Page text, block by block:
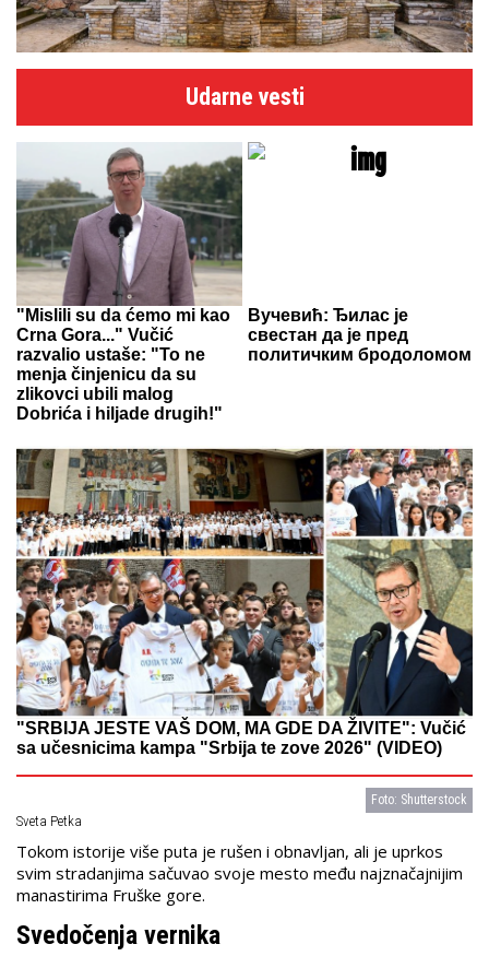
Udarne vesti
"Mislili su da ćemo mi kao
Crna Gora..." Vučić
razvalio ustaše: "To ne
menja činjenicu da su
zlikovci ubili malog
Dobrića i hiljade drugih!"
Вучевић: Ђилас је
свестан да је пред
политичким бродоломом
"SRBIJA JESTE VAŠ DOM, MA GDE DA ŽIVITE": Vučić
sa učesnicima kampa "Srbija te zove 2026" (VIDEO)
Foto: Shutterstock
Sveta Petka
Tokom istorije više puta je rušen i obnavljan, ali je uprkos
svim stradanjima sačuvao svoje mesto među najznačajnijim
manastirima Fruške gore.
Svedočenja vernika